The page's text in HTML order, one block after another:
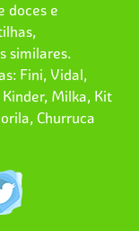
doces e
similares.
Fini, Vidal,
Milka, Kit
Churruca